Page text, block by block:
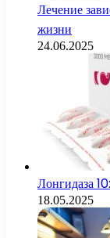
Лечение
жизни
24.06.2025
Лонгидаза
18.05.2025